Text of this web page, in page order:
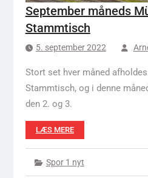
September måneds
Stammtisch
5. september 2022
Stort set hver måned
Stammtisch, og i denne
den 2. og 3.
LÆS MERE
Spor 1 nyt